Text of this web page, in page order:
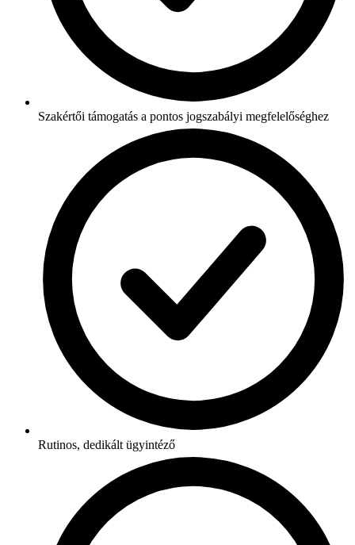
Szakértői támogatás a pontos jogszabályi megfelelőséghez
Rutinos, dedikált ügyintéző